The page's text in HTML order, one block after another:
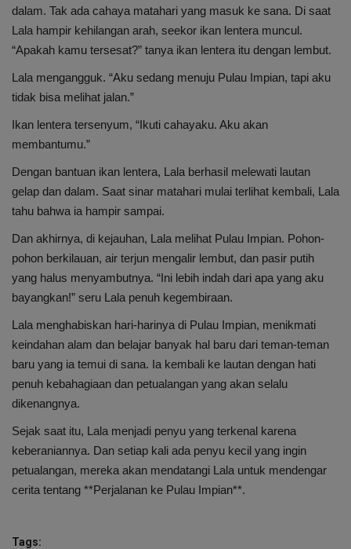
dalam. Tak ada cahaya matahari yang masuk ke sana. Di saat
Lala hampir kehilangan arah, seekor ikan lentera muncul.
“Apakah kamu tersesat?” tanya ikan lentera itu dengan lembut.
Lala mengangguk. “Aku sedang menuju Pulau Impian, tapi aku
tidak bisa melihat jalan.”
Ikan lentera tersenyum, “Ikuti cahayaku. Aku akan
membantumu.”
Dengan bantuan ikan lentera, Lala berhasil melewati lautan
gelap dan dalam. Saat sinar matahari mulai terlihat kembali, Lala
tahu bahwa ia hampir sampai.
Dan akhirnya, di kejauhan, Lala melihat Pulau Impian. Pohon-
pohon berkilauan, air terjun mengalir lembut, dan pasir putih
yang halus menyambutnya. “Ini lebih indah dari apa yang aku
bayangkan!” seru Lala penuh kegembiraan.
Lala menghabiskan hari-harinya di Pulau Impian, menikmati
keindahan alam dan belajar banyak hal baru dari teman-teman
baru yang ia temui di sana. Ia kembali ke lautan dengan hati
penuh kebahagiaan dan petualangan yang akan selalu
dikenangnya.
Sejak saat itu, Lala menjadi penyu yang terkenal karena
keberaniannya. Dan setiap kali ada penyu kecil yang ingin
petualangan, mereka akan mendatangi Lala untuk mendengar
cerita tentang **Perjalanan ke Pulau Impian**.
Tags: